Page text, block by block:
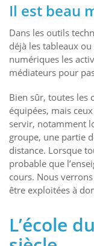
Il est beau
Dans les outils
déjà les tableaux
numériques les
médiateurs pour
Bien sûr, toutes les
équipées, mais
servir, notamment
groupe, une partie
distance. Lorsque
probable que
cours. Nous
être exploitées à
L’école